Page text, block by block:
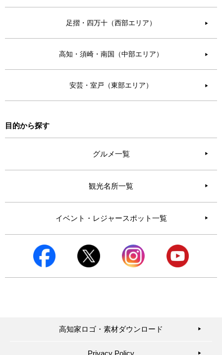
足摺・四万十（西部エリア） ▶︎
高知・須崎・南国（中部エリア） ▶︎
安芸・室戸（東部エリア） ▶︎
目的から探す
グルメ一覧
観光名所一覧
イベント・レジャースポット一覧
高知家ロゴ・素材ダウンロード ▶︎
Privacy Policy ▶︎